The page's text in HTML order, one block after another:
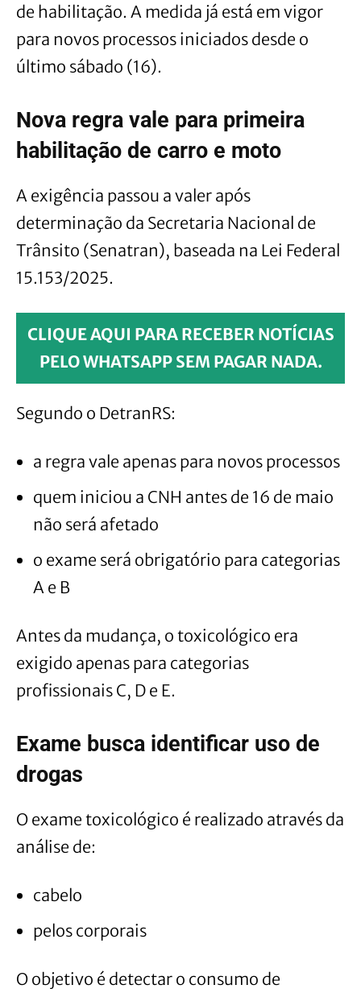
de habilitação. A medida já está em vigor
para novos processos iniciados desde o
último sábado (16).
Nova regra vale para primeira
habilitação de carro e moto
A exigência passou a valer após
determinação da Secretaria Nacional de
Trânsito (Senatran), baseada na Lei Federal
15.153/2025.
CLIQUE AQUI PARA RECEBER NOTÍCIAS
PELO WHATSAPP SEM PAGAR NADA.
Segundo o DetranRS:
a regra vale apenas para novos processos
quem iniciou a CNH antes de 16 de maio
não será afetado
o exame será obrigatório para categorias
A e B
Antes da mudança, o toxicológico era
exigido apenas para categorias
profissionais C, D e E.
Exame busca identificar uso de
drogas
O exame toxicológico é realizado através da
análise de:
cabelo
pelos corporais
O objetivo é detectar o consumo de